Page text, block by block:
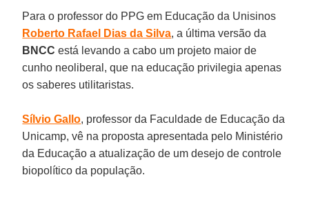
Para o professor do PPG em Educação da Unisinos
Roberto Rafael Dias da Silva, a última versão da
BNCC está levando a cabo um projeto maior de
cunho neoliberal, que na educação privilegia apenas
os saberes utilitaristas.
Sílvio Gallo, professor da Faculdade de Educação da
Unicamp, vê na proposta apresentada pelo Ministério
da Educação a atualização de um desejo de controle
biopolítico da população.